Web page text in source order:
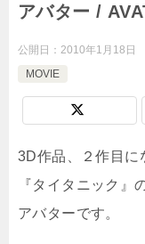
アバター /
公開日： 2010年1月18日
MOVIE
3D作品、２作目に
『タイタニック』
アバターです。